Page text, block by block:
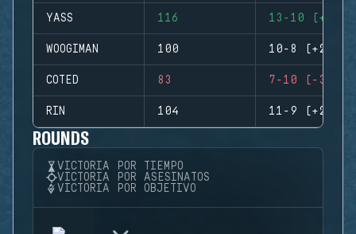
YASS 116 13-10 (+3)
WOOGIMAN 100 10-8 (+2)
COTED 83 7-10 (-3)
RIN 104 11-9 (+2)
ROUNDS
VICTORIA POR TIEMPO
VICTORIA POR ASESINATOS
VICTORIA POR OBJETIVO